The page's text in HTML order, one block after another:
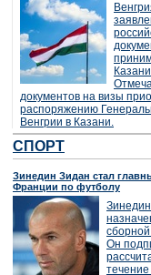
документов на визы
распоряжению
Венгрии в Казани.
СПОРТ
Зинедин Зидан стал
Франции по футболу
Он